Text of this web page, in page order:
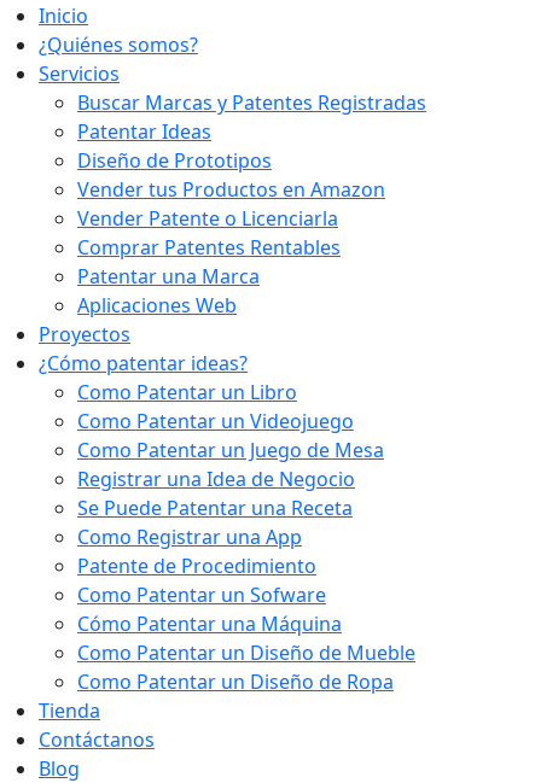
Inicio
¿Quiénes somos?
Servicios
Buscar Marcas y Patentes Registradas
Patentar Ideas
Diseño de Prototipos
Vender tus Productos en Amazon
Vender Patente o Licenciarla
Comprar Patentes Rentables
Patentar una Marca
Aplicaciones Web
Proyectos
¿Cómo patentar ideas?
Como Patentar un Libro
Como Patentar un Videojuego
Como Patentar un Juego de Mesa
Registrar una Idea de Negocio
Se Puede Patentar una Receta
Como Registrar una App
Patente de Procedimiento
Como Patentar un Sofware
Cómo Patentar una Máquina
Como Patentar un Diseño de Mueble
Como Patentar un Diseño de Ropa
Tienda
Contáctanos
Blog